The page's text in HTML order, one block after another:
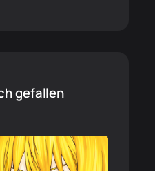
gefallen